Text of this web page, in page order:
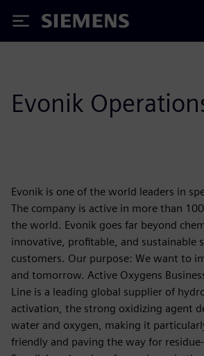
Siemens
Evonik
Evonik is one of the world leaders in
The company is active in more than
the world. Evonik goes far beyond
innovative, profitable, and sustainable
customers. Our purpose: We want to
and tomorrow. Active Oxygens
Line is a leading global supplier of
activation, the strong oxidizing agent
water and oxygen, making it
friendly and paving the way for